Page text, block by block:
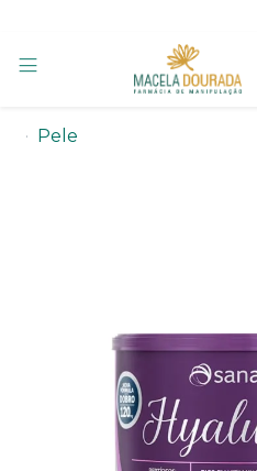
Pele